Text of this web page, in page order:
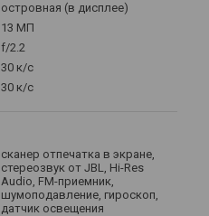
островная (в дисплее)
13 МП
f/2.2
30 к/с
30 к/с
сканер отпечатка в экране,
стереозвук от JBL, Hi-Res
Audio, FM-приемник,
шумоподавление, гироскоп,
датчик освещения